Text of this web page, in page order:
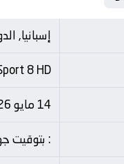
إسبانيا,
8 HD
14 مايو 2026
: بتوقيت